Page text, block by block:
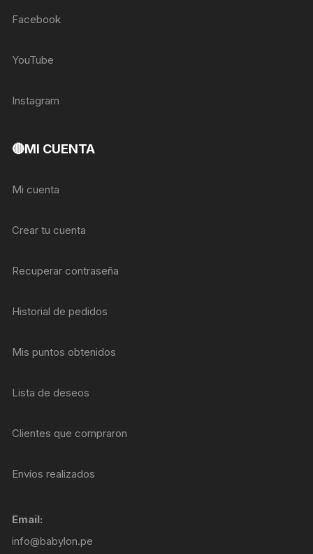
Facebook
YouTube
Instagram
🔴MI CUENTA
Mi cuenta
Crear tu cuenta
Recuperar contraseña
Historial de pedidos
Mis puntos obtenidos
Lista de deseos
Clientes que compraron
Envíos realizados
Email:
info@babylon.pe